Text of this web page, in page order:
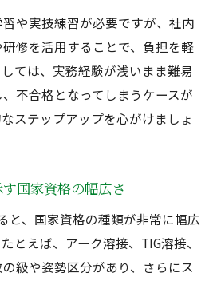
や実技練習が必要ですが、社内
修を活用することで、負担を軽
ては、実務経験が浅いまま難易
不合格となってしまうケースが
ステップアップを心がけましょ
国家資格の幅広さ
と、国家資格の種類が非常に幅広
とえば、アーク溶接、TIG溶接、
級や姿勢区分があり、さらにス